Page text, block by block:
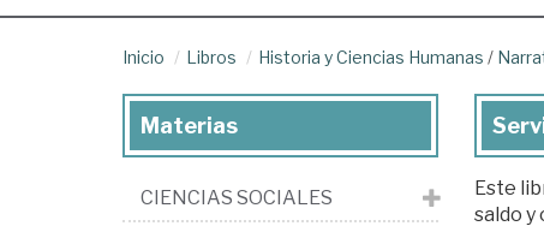
Inicio Libros Historia y Ciencias Humanas /
Este
saldo y
Materias
CIENCIAS SOCIALES